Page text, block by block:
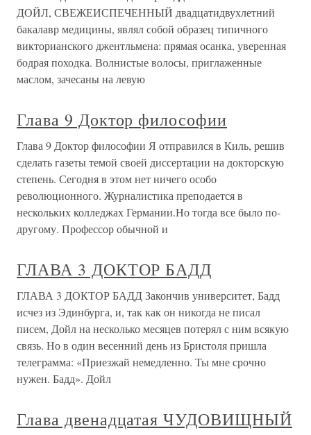
ДОЙЛ, СВЕЖЕИСПЕЧЕННЫЙ двадцатидвухлетний
бакалавр медицины, являл собой образец типичного
викторианского джентльмена: прямая осанка, уверенная
бодрая походка. Волнистые волосы, приглаженные
маслом, зачесаны на левую
Глава 9 Доктор философии
Глава 9 Доктор философии Я отправился в Киль, решив
сделать газеты темой своей диссертации на докторскую
степень. Сегодня в этом нет ничего особо
революционного. Журналистика преподается в
нескольких колледжах Германии.Но тогда все было по-
другому. Профессор обычной и
ГЛАВА 3 ДОКТОР БАДД
ГЛАВА 3 ДОКТОР БАДД Закончив университет, Бадд
исчез из Эдинбурга, и, так как он никогда не писал
писем, Дойл на несколько месяцев потерял с ним всякую
связь. Но в один весенний день из Бристоля пришла
телеграмма: «Приезжай немедленно. Ты мне срочно
нужен. Бадд». Дойл
Глава двенадцатая ЧУДОВИЩНЫЙ